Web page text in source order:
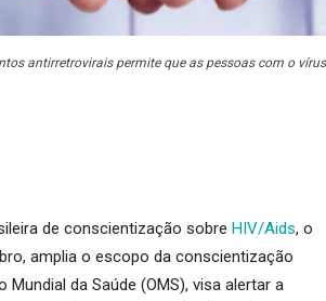
antirretrovirais permite que as pessoas com o
de conscientização sobre HIV/Aids, o
, amplia o escopo da conscientização
da Saúde (OMS), visa alertar a